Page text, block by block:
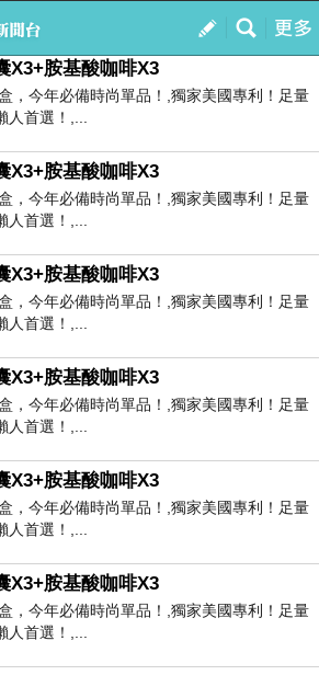
我的
訂閱
X3+胺基酸咖啡X3
，今年必備時尚單品！,獨家美國專利！足量
首選！,...
X3+胺基酸咖啡X3
，今年必備時尚單品！,獨家美國專利！足量
首選！,...
X3+胺基酸咖啡X3
，今年必備時尚單品！,獨家美國專利！足量
首選！,...
X3+胺基酸咖啡X3
，今年必備時尚單品！,獨家美國專利！足量
首選！,...
X3+胺基酸咖啡X3
，今年必備時尚單品！,獨家美國專利！足量
首選！,...
X3+胺基酸咖啡X3
，今年必備時尚單品！,獨家美國專利！足量
首選！,...